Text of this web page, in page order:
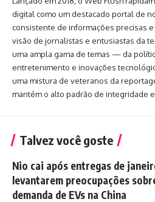
digital como um destacado portal de
consistente de informações precisas
visão de jornalistas e entusiastas da
uma ampla gama de temas — da
entretenimento e inovações
uma mistura de veteranos da
mantém o alto padrão de integridade
Talvez você goste
Nio cai após entregas de
levantarem preocupações
demanda de EVs na China